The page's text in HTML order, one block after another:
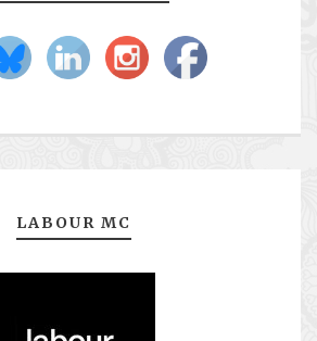
LABOUR MC